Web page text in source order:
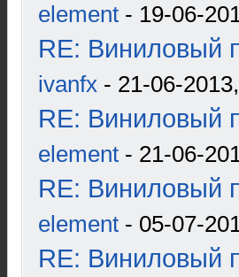
element - 19-06-
RE: Виниловый
ivanfx - 21-06-
RE: Виниловый
element - 21-06-
RE: Виниловый
element - 05-07-
RE: Виниловый